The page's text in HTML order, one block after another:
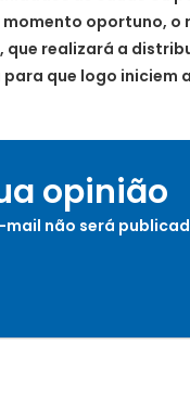
oportuno, o
realizará a
que logo iniciem
opinião
mail não será